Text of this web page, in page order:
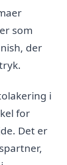
som
der
i
for
Det er